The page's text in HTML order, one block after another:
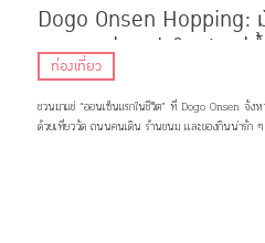
Dogo Onsen Hopping:
กินของอร่อย ฮีลใจหลังแช่น้
Spirited Away
ท่องเที่ยว
ชวนมาแช่ “ออนเซ็นแรกในชีวิต” ที่ Dogo Onsen จัง
ด้วยเที่ยววัด ถนนคนเดิน ร้านขนม เเละของกินน่ารัก ๆ